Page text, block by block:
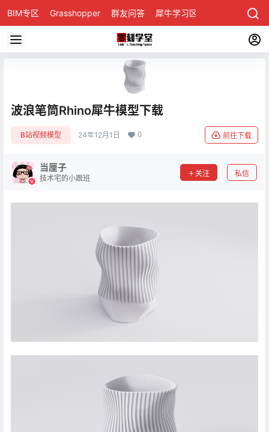
BIM专区 Grasshopper 群友问答 犀牛学习区
波浪笔筒Rhino犀牛模型下载
B站视频模型 24年12月1日 0 前往下载
当厘子
技术宅的小跟班
关注 私信